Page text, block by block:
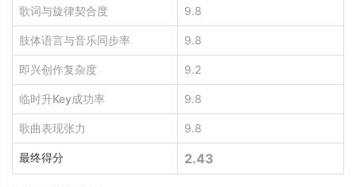
歌词与旋律契合度 9.8
肢体语言与音乐同步率 9.8
即兴创作复杂度 9.2
临时升Key成功率 9.8
歌曲表现张力 9.8
最终得分 2.43